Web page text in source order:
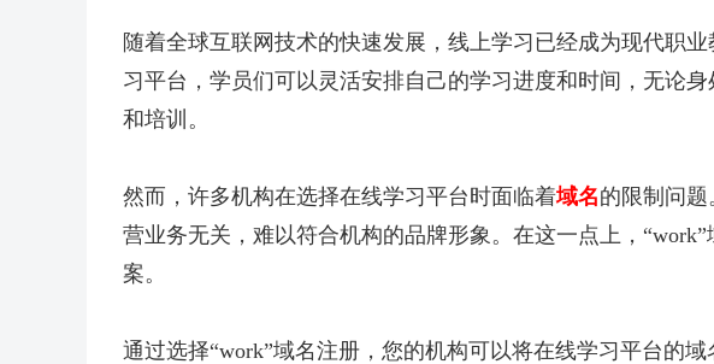
随着全球互联网技术的快速发展，线上学习已经成为现代职
习平台，学员们可以灵活安排自己的学习进度和时间，无论
和培训。
然而，许多机构在选择在线学习平台时面临着域名的限制问
营业务无关，难以符合机构的品牌形象。在这一点上，
案。
通过选择“work”域名注册，您的机构可以将在线学习平台的